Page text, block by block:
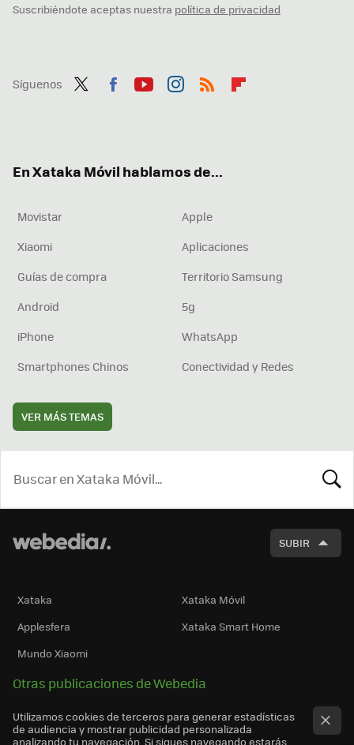
Suscribiéndote aceptas nuestra política de privacidad
Síguenos
En Xataka Móvil hablamos de...
Movistar
Apple
Xiaomi
Aplicaciones
Guías de compra
Territorio Samsung
Android
5g
iPhone
WhatsApp
Smartphones Chinos
Conectividad y Redes
VER MÁS TEMAS
SUBIR
Xataka
Xataka Móvil
Applesfera
Xataka Smart Home
Mundo Xiaomi
Otras publicaciones de Webedia
Utilizamos cookies de terceros para generar estadísticas
de audiencia y mostrar publicidad personalizada
analizando tu navegación. Si sigues navegando estarás